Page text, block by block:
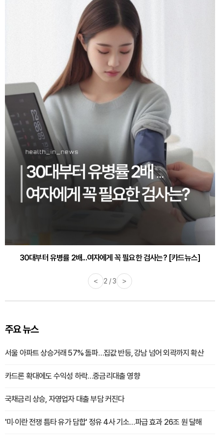
30대부터 유병률 2배...여자에게 꼭 필요한 검사는? [카드뉴스]
감기·독감 예방하고 면역력 높이는 4가지 영양제 [카드뉴스]
< 2 / 3 >
주요 뉴스
서울 아파트 상승거래 57% 돌파…집값 반등, 강남 넘어 외곽까지 확산
카드론 확대에도 수익성 하락…중금리대출 영향
국채금리 상승, 자영업자 대출 부담 커진다
'미·이란 전쟁 틈타 유가 담합' 정유 4사 기소…파급 효과 26조 원 달해